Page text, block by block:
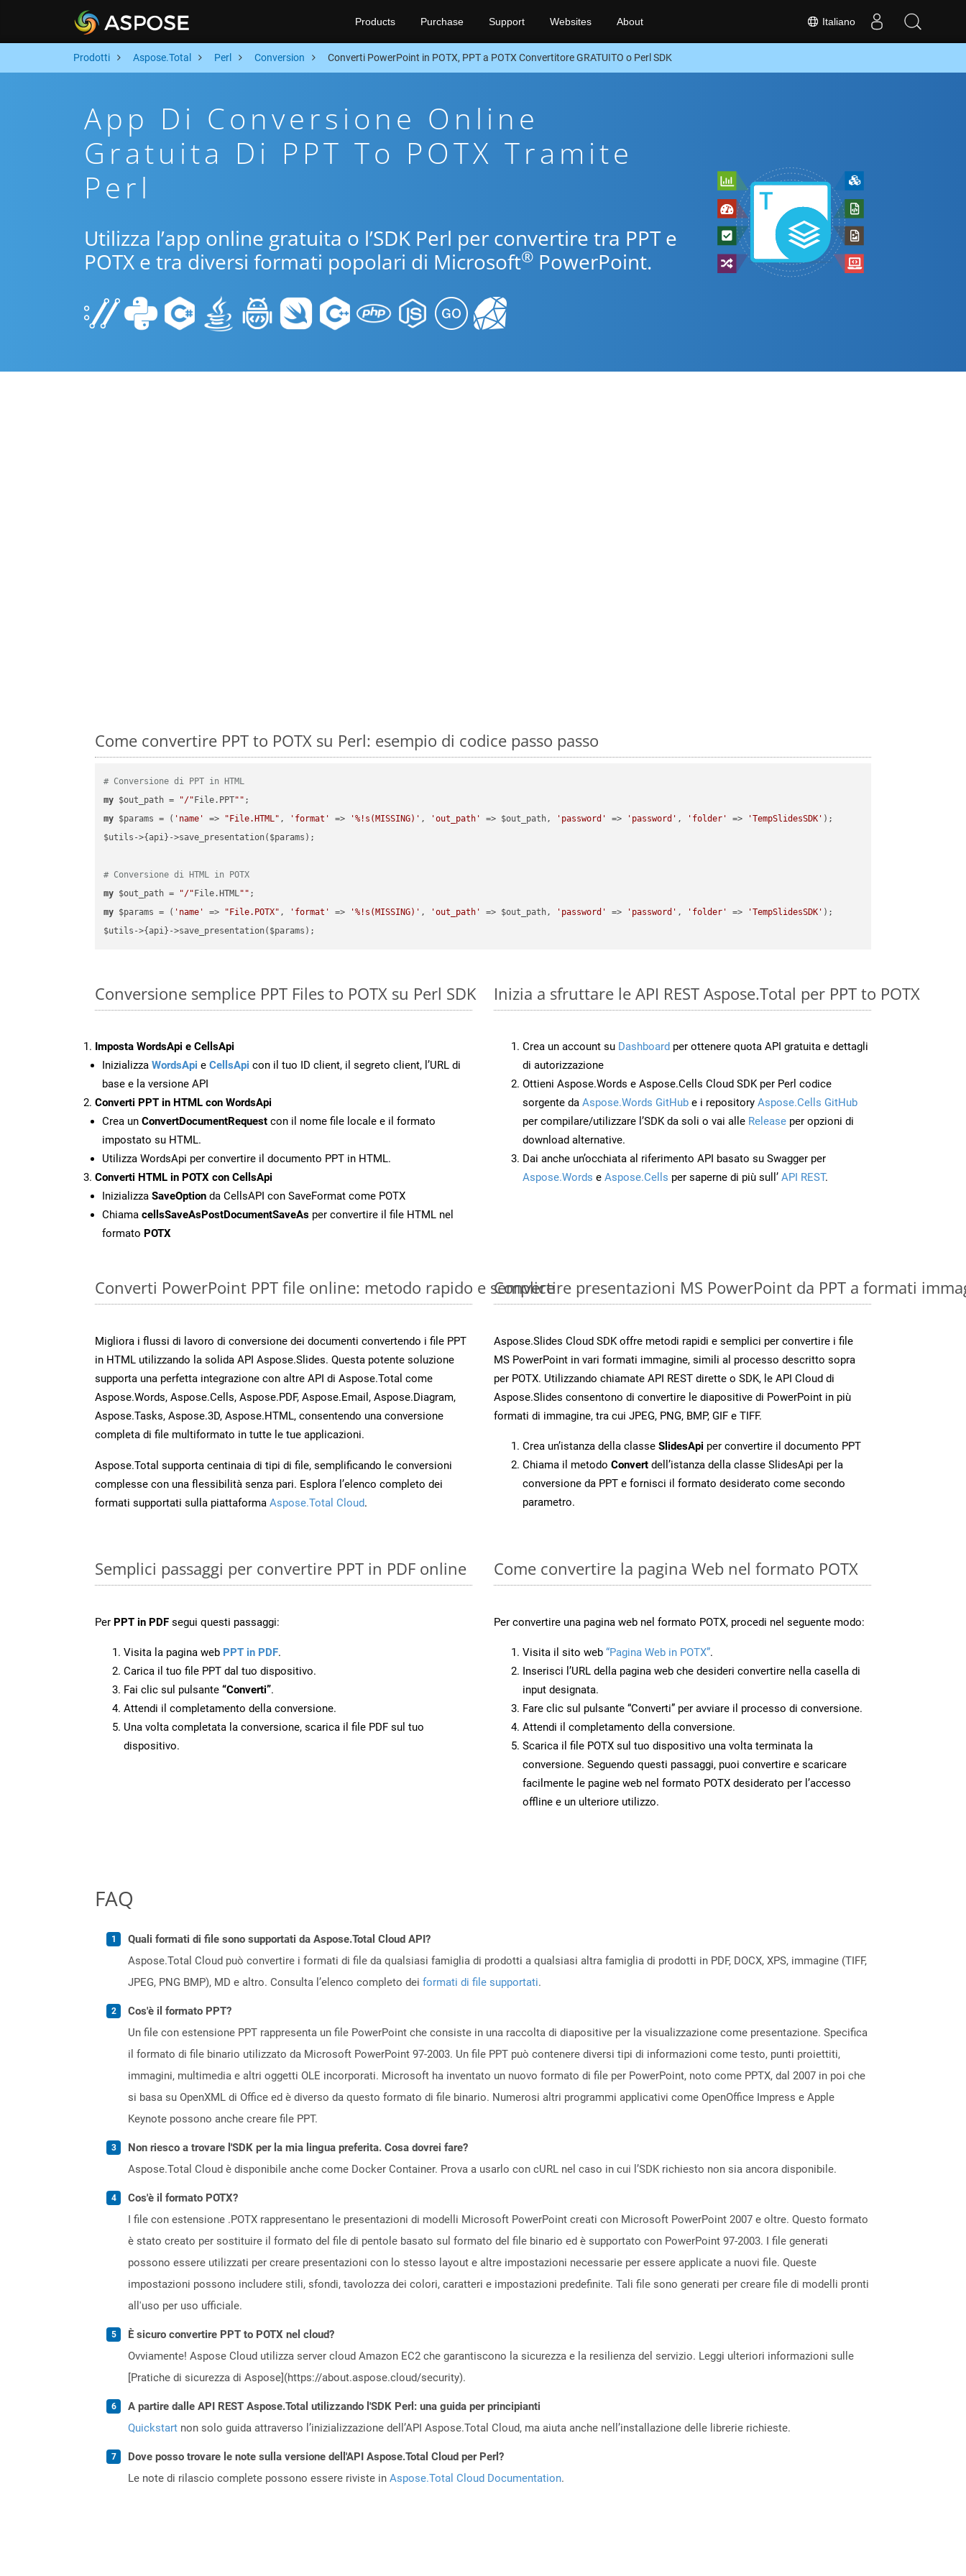
Italiano
Products Purchase Support Websites About
Prodotti Aspose.Total Perl Conversion Converti PowerPoint in POTX, PPT a POTX Convertitore GRATUITO o Perl SDK
App Di Conversione Online
Gratuita Di PPT To POTX Tramite
Perl
Utilizza l’app online gratuita o l’SDK Perl per convertire tra PPT e
POTX e tra diversi formati popolari di Microsoft® PowerPoint.
Come convertire PPT to POTX su Perl: esempio di codice passo passo
# Conversione di PPT in HTML
my $out_path = "/" File.PPT""
my $params = ( 'name' => "File.HTML" , 'format' => '%!s(MISSING)' , 'out_path' => $out_path, 'password' => 'password' , 'folder' => 'TempSlidesSDK' );
$utils->{api}->save_presentation($params);
# Conversione di HTML in POTX
my $out_path = "/" File.HTML""
my $params = ( 'name' => "File.POTX" , 'format' => '%!s(MISSING)' , 'out_path' => $out_path, 'password' => 'password' , 'folder' => 'TempSlidesSDK' );
Conversione semplice PPT Files to POTX su Perl SDK
Imposta WordsApi e CellsApi
Inizializza WordsApi e CellsApi con il tuo ID client, il segreto client, l’URL di
base e la versione API
Converti PPT in HTML con WordsApi
Crea un ConvertDocumentRequest con il nome file locale e il formato
impostato su HTML.
Utilizza WordsApi per convertire il documento PPT in HTML.
Converti HTML in POTX con CellsApi
Inizializza SaveOption da CellsAPI con SaveFormat come POTX
Chiama cellsSaveAsPostDocumentSaveAs per convertire il file HTML nel
formato POTX
Inizia a sfruttare le API REST Aspose.Total per PPT to POTX
Crea un account su Dashboard per ottenere quota API gratuita e dettagli
di autorizzazione
Ottieni Aspose.Words e Aspose.Cells Cloud SDK per Perl codice
sorgente da Aspose.Words GitHub e i repository Aspose.Cells GitHub
per compilare/utilizzare l’SDK da soli o vai alle Release per opzioni di
download alternative.
Dai anche un’occhiata al riferimento API basato su Swagger per
Aspose.Words e Aspose.Cells per saperne di più sull’ API REST.
Converti PowerPoint PPT file online: metodo rapido e semplice
Migliora i flussi di lavoro di conversione dei documenti convertendo i file PPT
in HTML utilizzando la solida API Aspose.Slides. Questa potente soluzione
supporta una perfetta integrazione con altre API di Aspose.Total come
Aspose.Words, Aspose.Cells, Aspose.PDF, Aspose.Email, Aspose.Diagram,
Aspose.Tasks, Aspose.3D, Aspose.HTML, consentendo una conversione
completa di file multiformato in tutte le tue applicazioni.
Aspose.Total supporta centinaia di tipi di file, semplificando le conversioni
complesse con una flessibilità senza pari. Esplora l’elenco completo dei
formati supportati sulla piattaforma Aspose.Total Cloud.
Convertire presentazioni MS PowerPoint da PPT a formati
Aspose.Slides Cloud SDK offre metodi rapidi e semplici per convertire i file
MS PowerPoint in vari formati immagine, simili al processo descritto sopra
per POTX. Utilizzando chiamate API REST dirette o SDK, le API Cloud di
Aspose.Slides consentono di convertire le diapositive di PowerPoint in più
formati di immagine, tra cui JPEG, PNG, BMP, GIF e TIFF.
Crea un’istanza della classe SlidesApi per convertire il documento PPT
Chiama il metodo Convert dell’istanza della classe SlidesApi per la
conversione da PPT e fornisci il formato desiderato come secondo
parametro.
Semplici passaggi per convertire PPT in PDF online
Per PPT in PDF segui questi passaggi:
Visita la pagina web PPT in PDF.
Carica il tuo file PPT dal tuo dispositivo.
Fai clic sul pulsante “Converti”.
Attendi il completamento della conversione.
Una volta completata la conversione, scarica il file PDF sul tuo
dispositivo.
Come convertire la pagina Web nel formato POTX
Per convertire una pagina web nel formato POTX, procedi nel seguente modo:
Visita il sito web “Pagina Web in POTX”.
Inserisci l’URL della pagina web che desideri convertire nella casella di
input designata.
Fare clic sul pulsante “Converti” per avviare il processo di conversione.
Attendi il completamento della conversione.
Scarica il file POTX sul tuo dispositivo una volta terminata la
conversione. Seguendo questi passaggi, puoi convertire e scaricare
facilmente le pagine web nel formato POTX desiderato per l’accesso
offline e un ulteriore utilizzo.
FAQ
Quali formati di file sono supportati da Aspose.Total Cloud API?
Aspose.Total Cloud può convertire i formati di file da qualsiasi famiglia di prodotti a qualsiasi altra famiglia di prodotti in PDF, DOCX, XPS, immagine (TIFF,
JPEG, PNG BMP), MD e altro. Consulta l’elenco completo dei formati di file supportati.
Cos'è il formato PPT?
Un file con estensione PPT rappresenta un file PowerPoint che consiste in una raccolta di diapositive per la visualizzazione come presentazione. Specifica
il formato di file binario utilizzato da Microsoft PowerPoint 97-2003. Un file PPT può contenere diversi tipi di informazioni come testo, punti proiettiti,
immagini, multimedia e altri oggetti OLE incorporati. Microsoft ha inventato un nuovo formato di file per PowerPoint, noto come PPTX, dal 2007 in poi che
si basa su OpenXML di Office ed è diverso da questo formato di file binario. Numerosi altri programmi applicativi come OpenOffice Impress e Apple
Keynote possono anche creare file PPT.
Non riesco a trovare l'SDK per la mia lingua preferita. Cosa dovrei fare?
Aspose.Total Cloud è disponibile anche come Docker Container. Prova a usarlo con cURL nel caso in cui l’SDK richiesto non sia ancora disponibile.
Cos'è il formato POTX?
I file con estensione .POTX rappresentano le presentazioni di modelli Microsoft PowerPoint creati con Microsoft PowerPoint 2007 e oltre. Questo formato
è stato creato per sostituire il formato del file di pentole basato sul formato del file binario ed è supportato con PowerPoint 97-2003. I file generati
possono essere utilizzati per creare presentazioni con lo stesso layout e altre impostazioni necessarie per essere applicate a nuovi file. Queste
impostazioni possono includere stili, sfondi, tavolozza dei colori, caratteri e impostazioni predefinite. Tali file sono generati per creare file di modelli pronti
all'uso per uso ufficiale.
È sicuro convertire PPT to POTX nel cloud?
Ovviamente! Aspose Cloud utilizza server cloud Amazon EC2 che garantiscono la sicurezza e la resilienza del servizio. Leggi ulteriori informazioni sulle
[Pratiche di sicurezza di Aspose](https://about.aspose.cloud/security).
A partire dalle API REST Aspose.Total utilizzando l'SDK Perl: una guida per principianti
Quickstart non solo guida attraverso l’inizializzazione dell’API Aspose.Total Cloud, ma aiuta anche nell’installazione delle librerie richieste.
Dove posso trovare le note sulla versione dell'API Aspose.Total Cloud per Perl?
Le note di rilascio complete possono essere riviste in Aspose.Total Cloud Documentation.